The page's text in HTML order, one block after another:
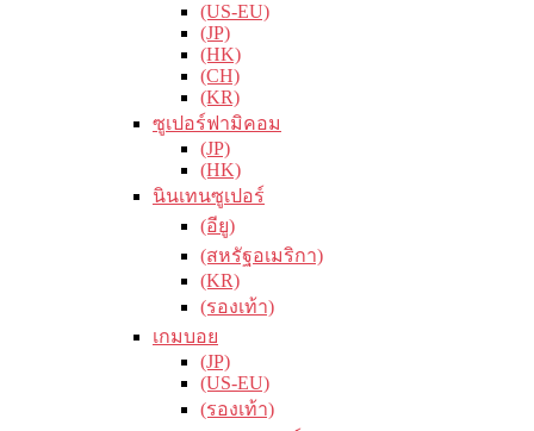
(US-EU)
(JP)
(HK)
(CH)
(KR)
ซูเปอร์ฟามิคอม
(JP)
(HK)
นินเทนซูเปอร์
(อียู)
(สหรัฐอเมริกา)
(KR)
(รองเท้า)
เกมบอย
(JP)
(US-EU)
(รองเท้า)